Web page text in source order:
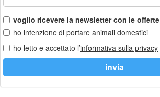
voglio ricevere la newsletter con le offerte
ho intenzione di portare animali domestici
ho letto e accettato l’informativa sulla privacy